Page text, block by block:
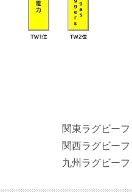
関東ラグビー
関西ラグビー
九州ラグビー